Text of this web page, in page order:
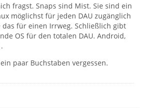
fragst. Snaps sind Mist. Sie sind ein
möglichst für jeden DAU zugänglich
das für einen Irrweg. Schließlich gibt
OS für den totalen DAU. Android,
paar Buchstaben vergessen.